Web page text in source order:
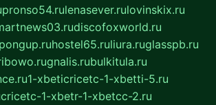
pronso54.rulenasever.rulovinskix.ru
discofoxworld.ru
pongup.ruhostel65.ruliura.ruglasspb.ru
gnalis.rubulkitula.ru
1-xbeticricetc-1-xbetti-5.ru
cricetc-1-xbetr-1-xbetcc-2.ru